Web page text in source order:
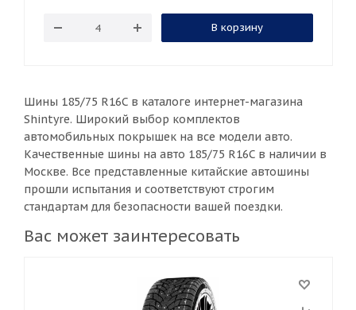
В корзину
Шины 185/75 R16C в каталоге интернет-магазина
Shintyre. Широкий выбор комплектов
автомобильных покрышек на все модели авто.
Качественные шины на авто 185/75 R16C в наличии в
Москве. Все представленные китайские автошины
прошли испытания и соответствуют строгим
стандартам для безопасности вашей поездки.
Вас может заинтересовать